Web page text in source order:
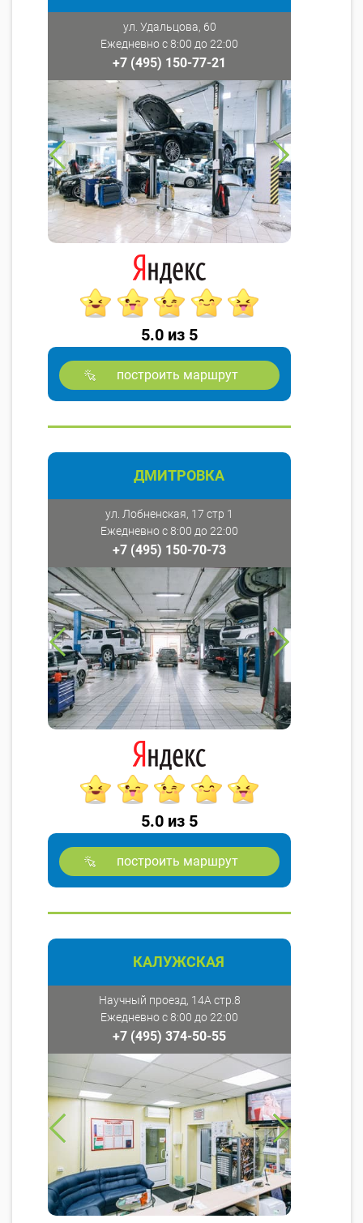
ул. Удальцова, 60
Ежедневно с 8:00 до 22:00
+7 (495) 150-77-21
5.0 из 5
построить маршрут
ДМИТРОВКА
ул. Лобненская, 17 стр 1
Ежедневно с 8:00 до 22:00
+7 (495) 150-70-73
5.0 из 5
построить маршрут
КАЛУЖСКАЯ
Научный проезд, 14А стр.8
Ежедневно с 8:00 до 22:00
+7 (495) 374-50-55